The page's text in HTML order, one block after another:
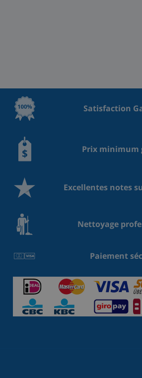
Satisfaction
Prix minimum
Excellentes notes
Nettoyage
Paiement